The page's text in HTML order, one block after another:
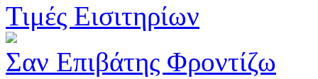
Τιμές Εισιτηρίων
Σαν Επιβάτης Φροντίζω